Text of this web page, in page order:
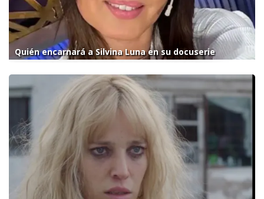
Quién encarnará a Silvina Luna en su docuserie